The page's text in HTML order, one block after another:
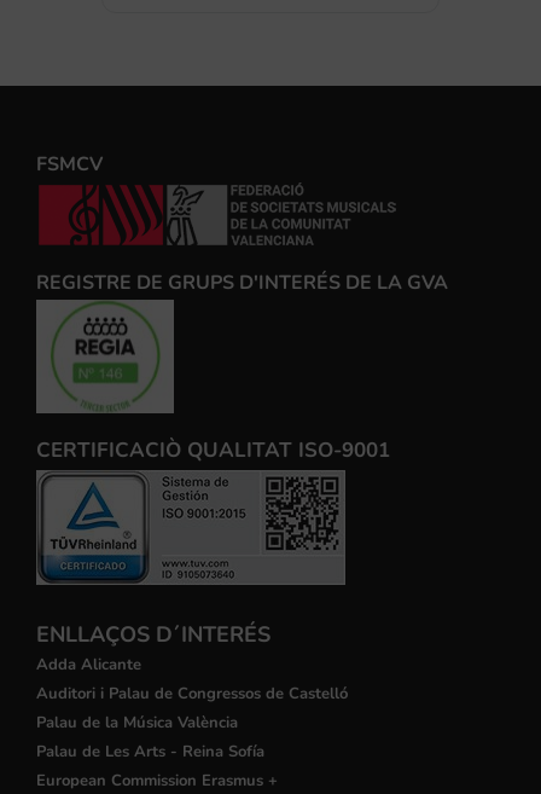
FSMCV
REGISTRE DE GRUPS D'INTERÉS DE LA GVA
CERTIFICACIÒ QUALITAT ISO-9001
ENLLAÇOS D´INTERÉS
Adda Alicante
Auditori i Palau de Congressos de Castelló
Palau de la Música València
Palau de Les Arts - Reina Sofía
European Commission Erasmus +